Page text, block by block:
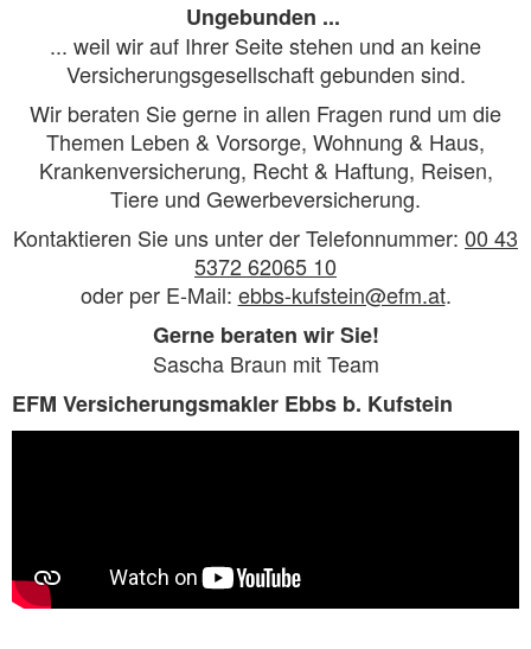
Ungebunden ...
... weil wir auf Ihrer Seite stehen und an keine
Versicherungsgesellschaft gebunden sind.
Wir beraten Sie gerne in allen Fragen rund um die
Themen Leben & Vorsorge, Wohnung & Haus,
Krankenversicherung, Recht & Haftung, Reisen,
Tiere und Gewerbeversicherung​.
Kontaktieren Sie uns unter der Telefonnummer: 00 43
5372 62065 10
oder per E-Mail: ebbs-kufstein@efm.at.
Gerne beraten wir Sie!
Sascha Braun mit Team
EFM Versicherungsmakler Ebbs b. Kufstein